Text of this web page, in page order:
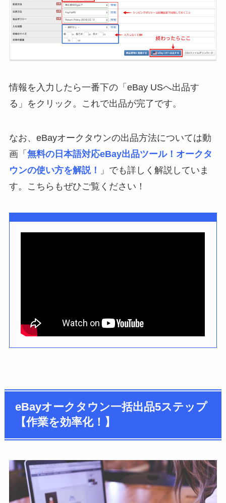
情報を入力したら一番下の「eBay USへ出品す
る」をクリック。これで出品が完了です。
なお、eBayオークタウンの出品方法については動
画「 無料の日本語対応eBay出品ツール！オークタ
ウンの使い方を解説！
」でも詳しく解説していま
す。こちらもぜひご覧ください！
eBayオークタウン一括出品5ステップ
【作業を効率化！】